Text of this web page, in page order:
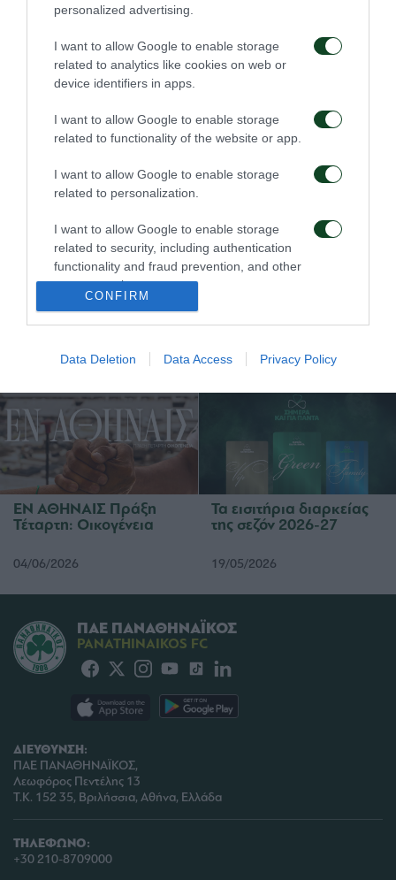
personalized advertising.
I want to allow Google to enable storage
related to analytics like cookies on web or
device identifiers in apps.
I want to allow Google to enable storage
related to functionality of the website or app.
I want to allow Google to enable storage
related to personalization.
I want to allow Google to enable storage
related to security, including authentication
functionality and fraud prevention, and other
user protection.
CONFIRM
Data Deletion Data Access Privacy Policy
Η νέα τρίτη εμφάνιση
του Παναθηναϊκού για
τη σεζόν 2026/27
Η νέα εκτός έδρας
εμφάνιση του
14/07/2026
Παρουσιάστηκαν οι νέες
εμφανίσεις της σεζόν
2026/27 στην καρδιά
της Αθήνας
Η adidas και η ΠΑΕ
13/07/2026
ΕΝ ΑΘΗΝΑΙΣ Πράξη
Τέταρτη: Οικογένεια
04/06/2026
Τα εισιτήρια διαρκείας
της σεζόν 2026-27
19/05/2026
ΔΙΕΥΘΥΝΣΗ:
ΠΑΕ ΠΑΝΑΘΗΝΑΪΚΟΣ,
Λεωφόρος Πεντέλης 13
Τ.Κ. 152 35, Βριλήσσια, Αθήνα, Ελλάδα
ΤΗΛΕΦΩΝΟ:
+30 210-8709000
ΠΑΕ ΠΑΝΑΘΗΝΑΪΚΟΣ
PANATHINAIKOS FC